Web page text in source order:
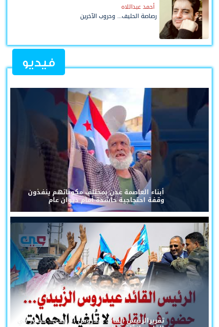
أحمد عبداللاه
رصاصة الحليف... وحروب الآخرين
فيديو
أبناء العاصمة عدن بمختلف مكوناتهم ينفذون
وقفة احتجاجية حاشدة أمام ديوان عام
تقريرالرئيس القائد عيدروس الزُبيدي... حضورٌ في